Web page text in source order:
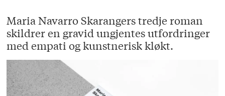
Maria Navarro Skarangers tredje roman
skildrer en gravid ungjentes utfordringer
med empati og kunstnerisk kløkt.